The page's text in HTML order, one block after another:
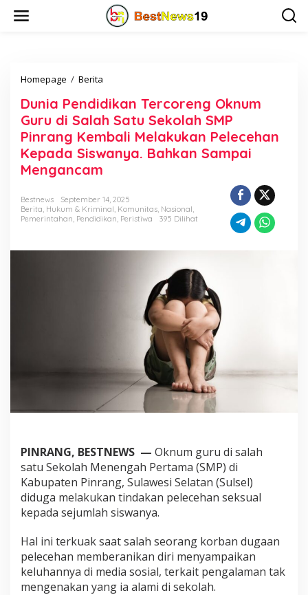
Homepage / Berita
n
i
a
P
e
d
i
n
k
n
u
u
r
u
d
i
S
l
a
h
S
a
Dunia Pendidikan Tercoreng Oknum
Guru di Salah Satu Sekolah SMP
Pinrang Kembali Melakukan Pelecehan
Kepada Siswanya. Bahkan Sampai
Mengancam
Bestnews
September 14, 2025
Berita, Hukum & Kriminal, Komunitas, Nasional,
Pemerintahan, Pendidikan, Peristiwa 395 Dilihat
PINRANG, BESTNEWS — Oknum guru di salah
satu Sekolah Menengah Pertama (SMP) di
Kabupaten Pinrang, Sulawesi Selatan (Sulsel)
diduga melakukan tindakan pelecehan seksual
kepada sejumlah siswanya.
Hal ini terkuak saat salah seorang korban dugaan
pelecehan memberanikan diri menyampaikan
keluhannya di media sosial, terkait pengalaman tak
mengenakan yang ia alami di sekolah.